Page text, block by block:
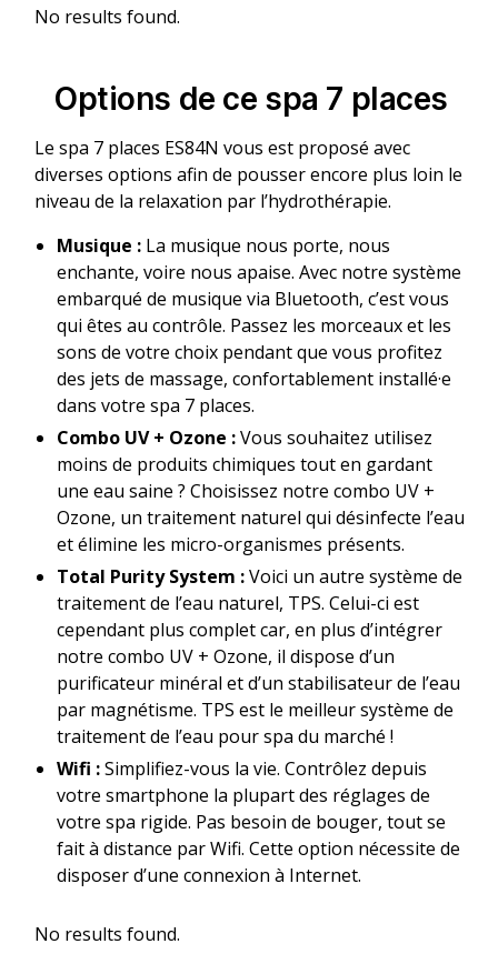
No results found.
Options de ce spa 7 places
Le spa 7 places ES84N vous est proposé avec
diverses options afin de pousser encore plus loin le
niveau de la relaxation par l’hydrothérapie.
Musique :La musique nous porte, nous
enchante, voire nous apaise. Avec notre système
embarqué de musique via Bluetooth, c’est vous
qui êtes au contrôle. Passez les morceaux et les
sons de votre choix pendant que vous profitez
des jets de massage, confortablement installé·e
dans votre spa 7 places.
Combo UV + Ozone :Vous souhaitez utilisez
moins de produits chimiques tout en gardant
une eau saine ? Choisissez notre combo UV +
Ozone, un traitement naturel qui désinfecte l’eau
et élimine les micro-organismes présents.
Total Purity System :Voici un autre système de
traitement de l’eau naturel, TPS. Celui-ci est
cependant plus complet car, en plus d’intégrer
notre combo UV + Ozone, il dispose d’un
purificateur minéral et d’un stabilisateur de l’eau
par magnétisme. TPS est le meilleur système de
traitement de l’eau pour spa du marché !
Wifi :Simplifiez-vous la vie. Contrôlez depuis
votre smartphone la plupart des réglages de
votre spa rigide. Pas besoin de bouger, tout se
fait à distance par Wifi. Cette option nécessite de
disposer d’une connexion à Internet.
No results found.